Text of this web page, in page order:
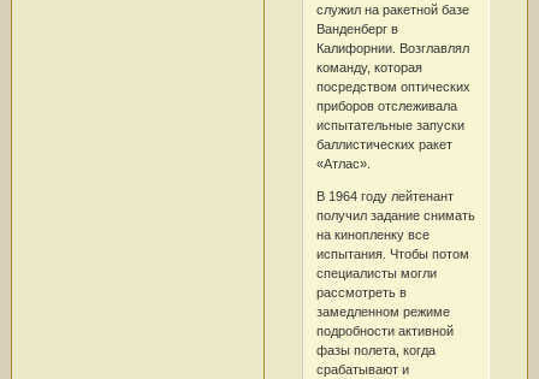
служил на ракетной базе
Ванденберг в
Калифорнии. Возглавлял
команду, которая
посредством оптических
приборов отслеживала
испытательные запуски
баллистических ракет
«Атлас».
В 1964 году лейтенант
получил задание снимать
на кинопленку все
испытания. Чтобы потом
специалисты могли
рассмотреть в
замедленном режиме
подробности активной
фазы полета, когда
срабатывают и